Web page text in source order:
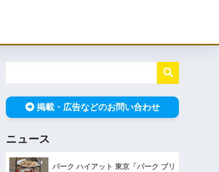
掲載・広告などのお問い合わせ
ニュース
パーク ハイアット 東京「パーク ブリ